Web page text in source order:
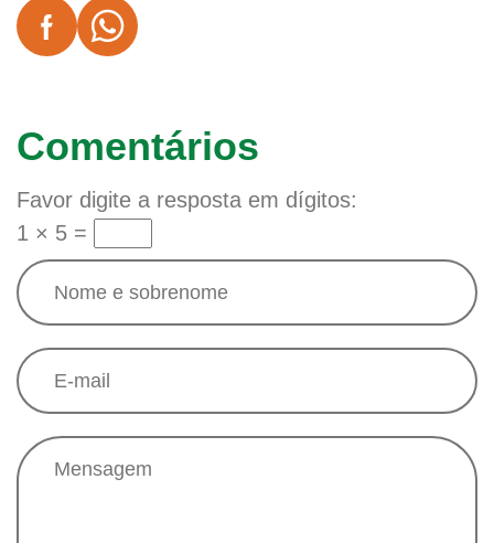
Comentários
Favor digite a resposta em dígitos:
1 × 5 =